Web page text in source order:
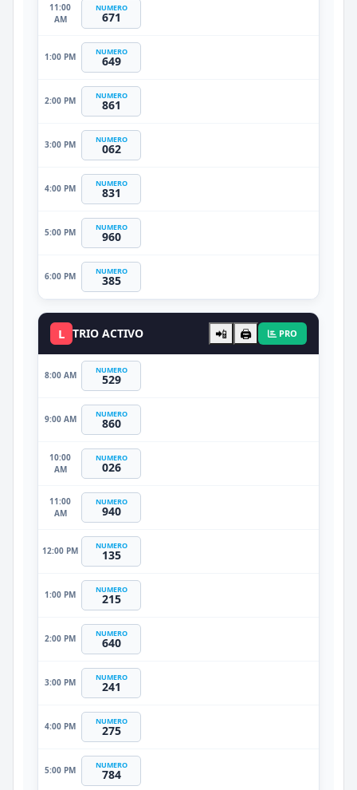
11:00
AM
NUMERO
671
1:00 PM NUMERO
649
2:00 PM NUMERO
861
3:00 PM NUMERO
062
4:00 PM NUMERO
831
5:00 PM NUMERO
960
6:00 PM NUMERO
385
L TRIO ACTIVO 📲 🖨️ PRO
8:00 AM NUMERO
529
9:00 AM NUMERO
860
10:00
AM
NUMERO
026
11:00
AM
NUMERO
940
12:00 PM NUMERO
135
1:00 PM NUMERO
215
2:00 PM NUMERO
640
3:00 PM NUMERO
241
4:00 PM NUMERO
275
5:00 PM NUMERO
784